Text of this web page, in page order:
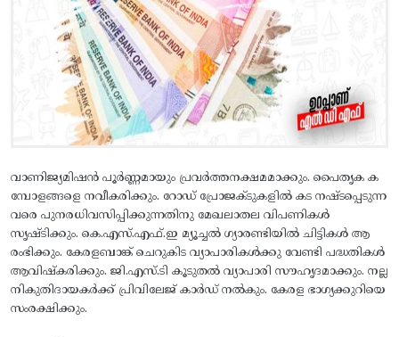
വാണിജ്യമിഷന്‍ പൂര്‍ണ്ണമായും പ്രവര്‍ത്തനക്ഷമമാക്കും. പൈതൃക ക
മ്പോളങ്ങളെ നവീകരിക്കും. റോഡ് പ്രോജക്ടുകളില്‍ കട നഷ്ടപ്പെടുന്ന
വരെ പുനരധിവസിപ്പിക്കുന്നതിനു മേഖലാതല വിപണികള്‍
സൃഷ്ടിക്കും. കെ.എസ്.എഫ്.ഇ മ്യൂച്ചല്‍ ഗ്യാരണ്ടിയില്‍ ചിട്ടികള്‍ ആ
രംഭിക്കും. കേരളബാങ്ക് ചെറുകിട വ്യാപാരികള്‍ക്കു വേണ്ടി പദ്ധതികള്‍
ആവിഷ്കരിക്കും. ജി.എസ്.ടി കൂടുതല്‍ വ്യാപാരി സൗഹൃദമാക്കും. നല്ല
നികുതിദായകര്‍ക്ക് പ്രിവിലേജ് കാര്‍ഡ് നല്‍കും. കേരള ഭാഗ്യക്കുറിയെ
സംരക്ഷിക്കും.